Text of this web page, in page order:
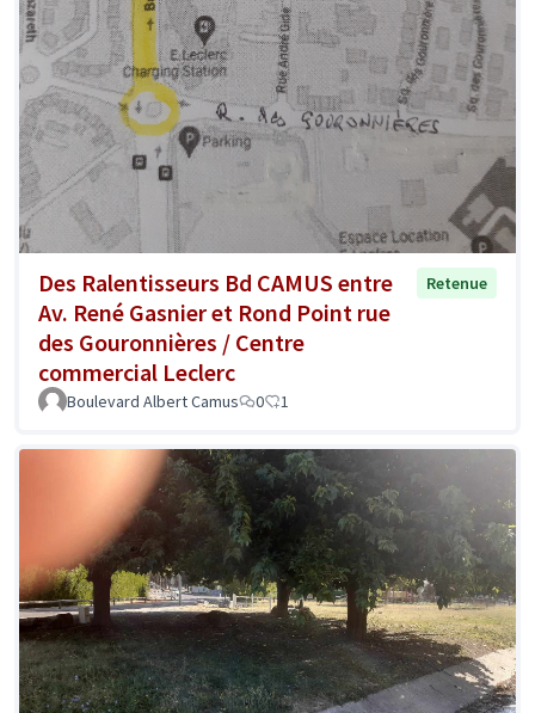
Des Ralentisseurs Bd CAMUS entre
Av. René Gasnier et Rond Point rue
des Gouronnières / Centre
commercial Leclerc
Retenue
Boulevard Albert Camus 0 1